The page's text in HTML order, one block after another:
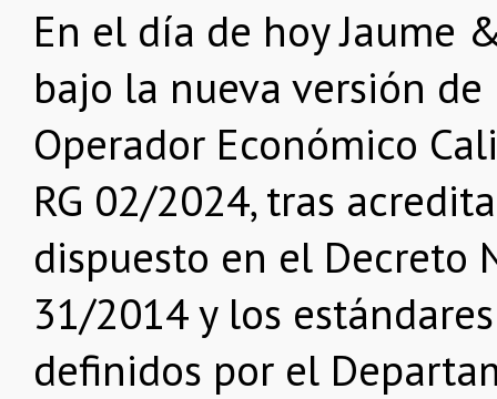
En el día de hoy Jaume
bajo la nueva versión
Operador Económico
RG 02/2024, tras
dispuesto en el Decreto
31/2014 y los
definidos por el